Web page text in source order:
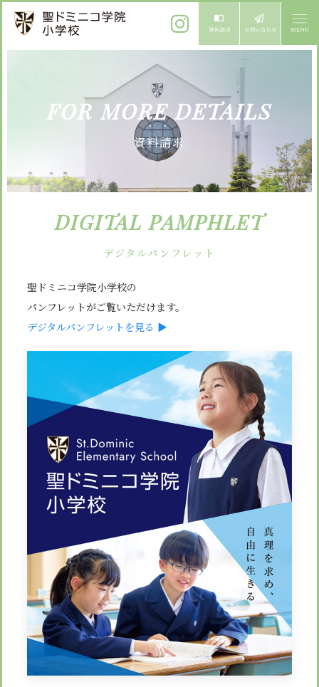
校長メッセージ
教育方針
心の育成
礼の育成
募集案内
体験入学
よくある質問
諸届出用紙
卒業生進学先
学校紹介
委員会・クラブ活動
通学用ランドセルについて
設備紹介
安心・安全
スクールバス
お知らせ
サイトマップ
アクセス
個人情報保護方針
follow us
FOR MORE DETAILS
資料請求
DIGITAL PAMPHLET
デジタルパンフレット
聖ドミニコ学院小学校の
パンフレットがご覧いただけます。
デジタルパンフレットを見る ▶